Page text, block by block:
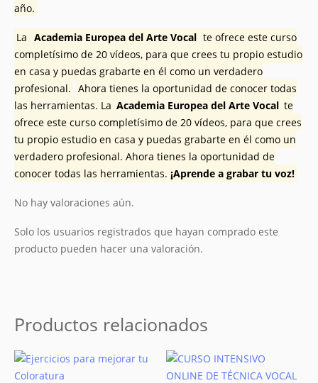
año.
La Academia Europea del Arte Vocal te ofrece este curso
completísimo de 20 vídeos, para que crees tu propio estudio
en casa y puedas grabarte en él como un verdadero
profesional. Ahora tienes la oportunidad de conocer todas
las herramientas. La Academia Europea del Arte Vocal te
ofrece este curso completísimo de 20 vídeos, para que crees
tu propio estudio en casa y puedas grabarte en él como un
verdadero profesional. Ahora tienes la oportunidad de
conocer todas las herramientas. ¡Aprende a grabar tu voz!
No hay valoraciones aún.
Solo los usuarios registrados que hayan comprado este
producto pueden hacer una valoración.
Productos relacionados